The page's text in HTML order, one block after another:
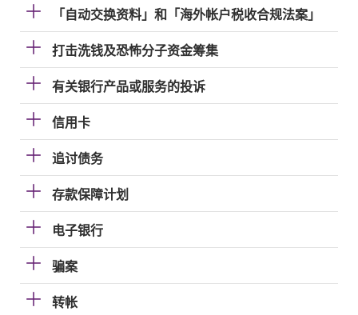
「自动交换资料」和「海外帐户税收合规法案」
打击洗钱及恐怖分子资金筹集
有关银行产品或服务的投诉
信用卡
追讨债务
存款保障计划
电子银行
骗案
转帐